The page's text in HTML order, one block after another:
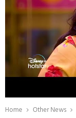
Home Other News